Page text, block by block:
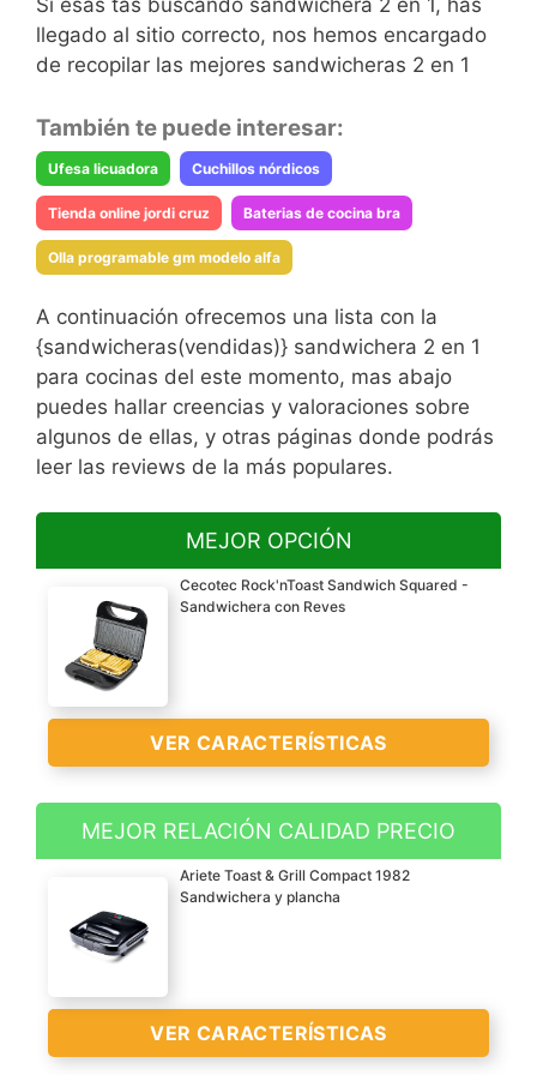
Si esas tas buscando sandwichera 2 en 1, has
llegado al sitio correcto, nos hemos encargado
de recopilar las mejores sandwicheras 2 en 1
También te puede interesar:
Ufesa licuadora Cuchillos nórdicos
Tienda online jordi cruz Baterias de cocina bra
Olla programable gm modelo alfa
A continuación ofrecemos una lista con la
{sandwicheras(vendidas)} sandwichera 2 en 1
para cocinas del este momento, mas abajo
puedes hallar creencias y valoraciones sobre
algunos de ellas, y otras páginas donde podrás
leer las reviews de la más populares.
MEJOR OPCIÓN
Cecotec Rock'nToast Sandwich Squared -
Sandwichera con Reves
VER CARACTERÍSTICAS
Sandwichera con
capacidad para 2
sándwiches. Acabados en
acero inoxidable.
alcance de temperatura
Superficie de plancha grill
MEJOR RELACIÓN CALIDAD PRECIO
Ariete Toast & Grill Compact 1982
Sandwichera y plancha
VER CARACTERÍSTICAS